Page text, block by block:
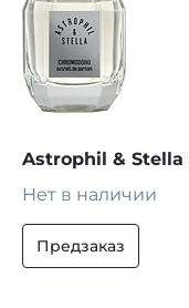
Astrophil & Stella
Нет в наличии
Предзаказ